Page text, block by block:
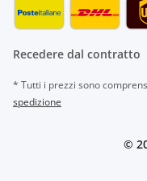
Recedere dal contratto
* Tutti i prezzi sono
spedizione
©